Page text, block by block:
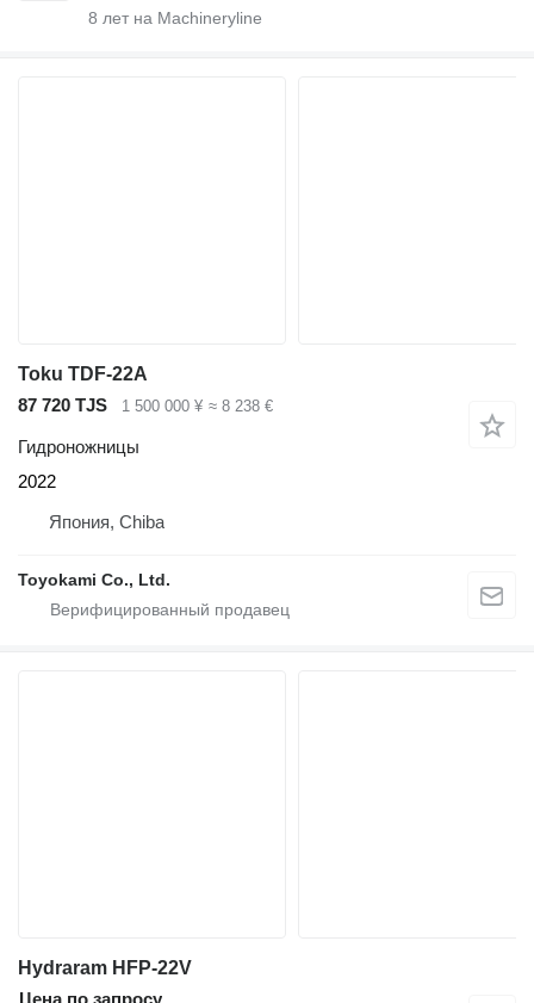
8 лет на Machineryline
Toku TDF-22A
87 720 TJS
1 500 000 ¥ ≈ 8 238 €
Гидроножницы
2022
Япония, Chiba
Toyokami Co., Ltd.
Hydraram HFP-22V
Цена по запросу